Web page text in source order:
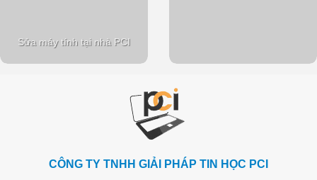
Sửa máy tính tại nhà PCI
CÔNG TY TNHH GIẢI PHÁP TIN HỌC PCI